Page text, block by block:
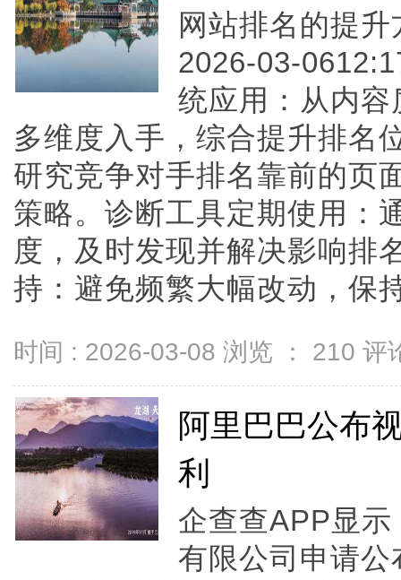
网站排名的提
2026-03-
统应用：从内
多维度入手，综合提升排名
研究竞争对手排名靠前的页
策略。诊断工具定期使用：
度，及时发现并解决影响排
持：避免频繁大幅改动，保
时间 : 2026-03-08 浏览 ： 210 评
阿里巴巴公布
利
企查查APP显
有限公司申请公